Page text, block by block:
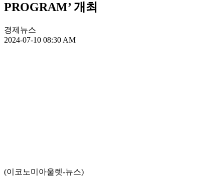
PROGRAM’ 개최
경제뉴스
2024-07-10 08:30 AM
(이코노미아울렛-뉴스)